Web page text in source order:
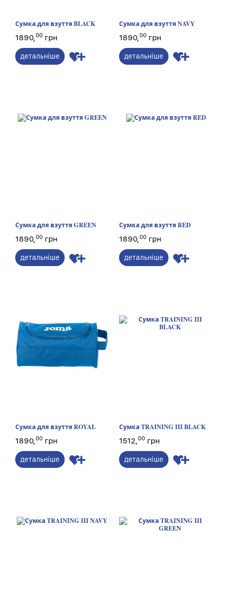
Сумка для взуття BLACK
1890,00 грн
детальніше
Сумка для взуття NAVY
1890,00 грн
детальніше
Сумка для взуття GREEN
1890,00 грн
детальніше
Сумка для взуття RED
1890,00 грн
детальніше
Сумка для взуття ROYAL
1890,00 грн
детальніше
Сумка TRAINING III BLACK
1512,00 грн
детальніше